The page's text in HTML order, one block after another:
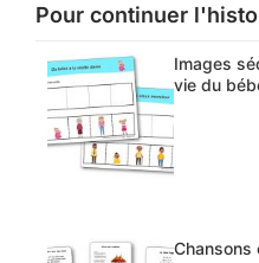
Pour continuer
Images
vie du
Chansons